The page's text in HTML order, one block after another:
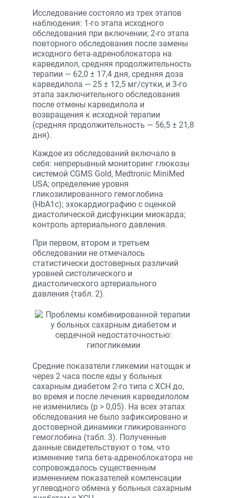
Исследование состояло из трех этапов
наблюдения: 1-го этапа исходного
обследования при включении; 2-го этапа
повторного обследования после замены
исходного бета-адреноблокатора на
карведилол, средняя продолжительность
терапии — 62,0 ± 17,4 дня, средняя доза
карведилола — 25 ± 12,5 мг/сутки, и 3-го
этапа заключительного обследования
после отмены карведилола и
возвращения к исходной терапии
(средняя продолжительность — 56,5 ± 21,8
дня).
Каждое из обследований включало в
себя: непрерывный мониторинг глюкозы
системой CGMS Gold, Medtronic MiniMed
USA; определение уровня
гликозилированного гемоглобина
(HbA1c); эхокардиографию с оценкой
диастолической дисфункции миокарда;
контроль артериального давления.
При первом, втором и третьем
обследовании не отмечалось
статистически достоверных различий
уровней систолического и
диастолического артериального
давления (табл. 2).
Средние показатели гликемии натощак и
через 2 часа после еды у больных
сахарным диабетом 2-го типа с ХСН до,
во время и после лечения карведилолом
не изменились (р > 0,05). На всех этапах
обследования не было зафиксировано и
достоверной динамики гликированного
гемоглобина (табл. 3). Полученные
данные свидетельствуют о том, что
изменение типа бета-адреноблокатора не
сопровождалось существенным
изменением показателей компенсации
углеводного обмена у больных сахарным